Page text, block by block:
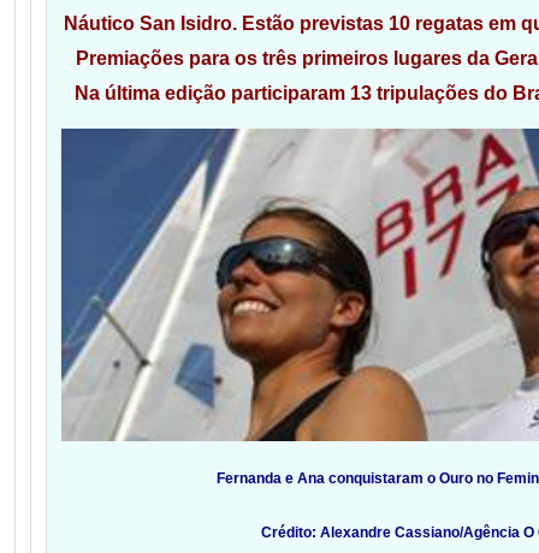
Náutico San Isidro. Estão previstas 10 regatas em
Premiações para os três primeiros lugares da
Na última edição participaram 13 tripulações do
Fernanda e Ana conquistaram o Ouro no
Crédito: Alexandre Cassiano/Agência O